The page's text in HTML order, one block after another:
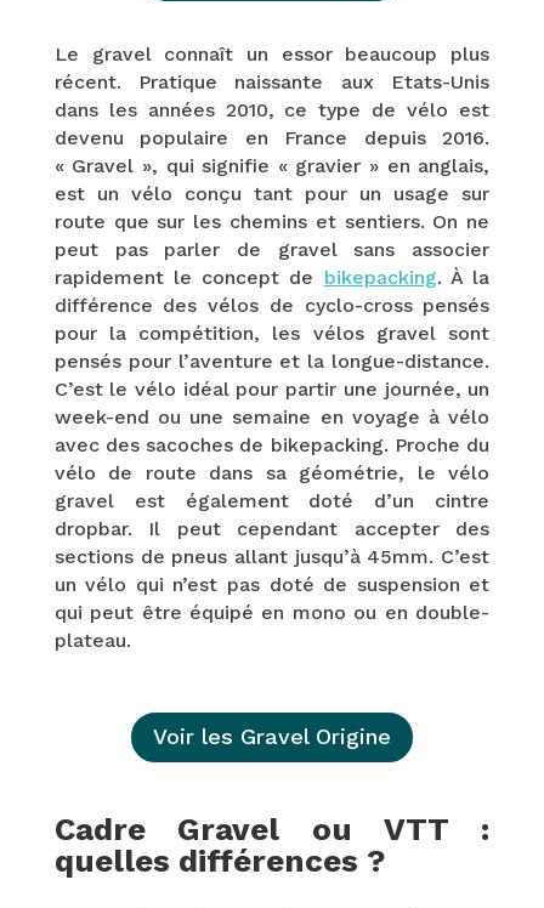
Le gravel connaît un essor beaucoup plus
récent. Pratique naissante aux Etats-Unis
dans les années 2010, ce type de vélo est
devenu populaire en France depuis 2016.
« Gravel », qui signifie « gravier » en anglais,
est un vélo conçu tant pour un usage sur
route que sur les chemins et sentiers. On ne
peut pas parler de gravel sans associer
rapidement le concept de bikepacking. À la
différence des vélos de cyclo-cross pensés
pour la compétition, les vélos gravel sont
pensés pour l’aventure et la longue-distance.
C’est le vélo idéal pour partir une journée, un
week-end ou une semaine en voyage à vélo
avec des sacoches de bikepacking. Proche du
vélo de route dans sa géométrie, le vélo
gravel est également doté d’un cintre
dropbar. Il peut cependant accepter des
sections de pneus allant jusqu’à 45mm. C’est
un vélo qui n’est pas doté de suspension et
qui peut être équipé en mono ou en double-
plateau.
Voir les Gravel Origine
Cadre Gravel ou VTT :
quelles différences ?